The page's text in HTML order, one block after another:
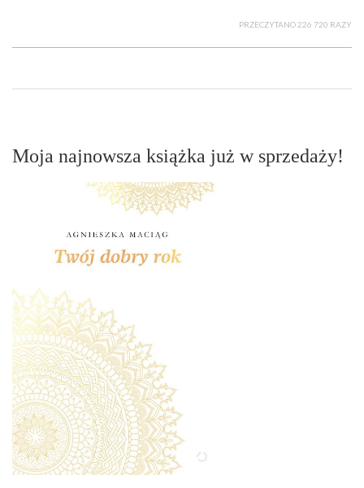
PRZECZYTANO 226 720 RAZY
Moja najnowsza książka już w sprzedaży!